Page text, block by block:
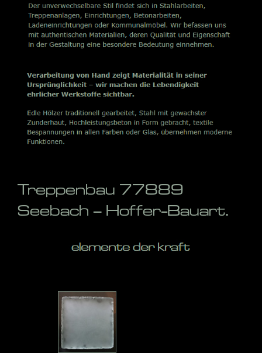
Treppenbau 77889
Seebach – Hoffer-Bauart.